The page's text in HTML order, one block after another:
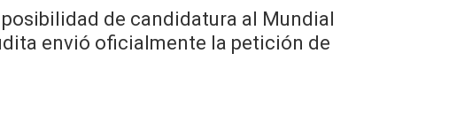
de candidatura al Mundial
envió oficialmente la petición de